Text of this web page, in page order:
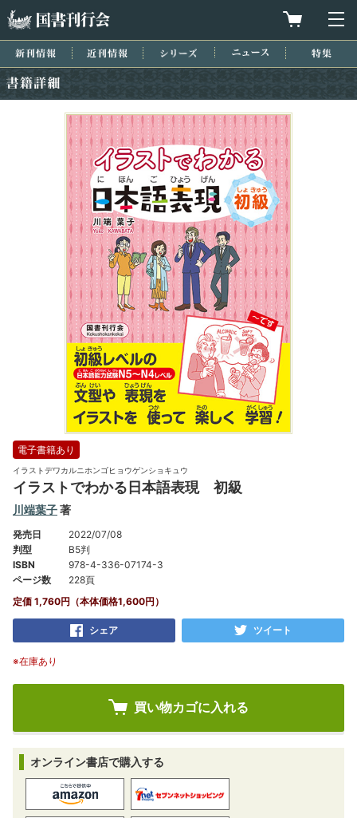
買物カゴを
新刊情報 近刊情報 シリーズ ニュース
電子書籍あり
イラストデワカルニホンゴヒョウゲンショキュウ
イラストでわかる日本語表現 初級
川端葉子著
発売日
2022/07/08
判型
B5判
ISBN
978-4-336-07174-3
ページ数
228頁
定価 1,760円（本体価格1,600円）
シェア ツイート
※在庫あり
オンライン書店で購入する